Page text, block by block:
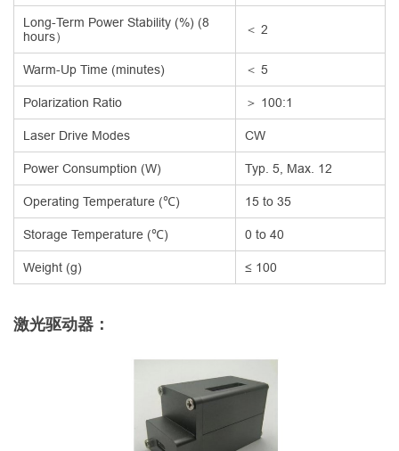
Long-Term Power Stability (%) (8
hours）
＜ 2
Warm-Up Time (minutes)
＜ 5
Polarization Ratio
＞ 100:1
Laser Drive Modes
CW
Power Consumption (W)
Typ. 5, Max. 12
Operating Temperature (℃)
15 to 35
Storage Temperature (℃)
0 to 40
Weight (g)
≤ 100
激光驱动器：